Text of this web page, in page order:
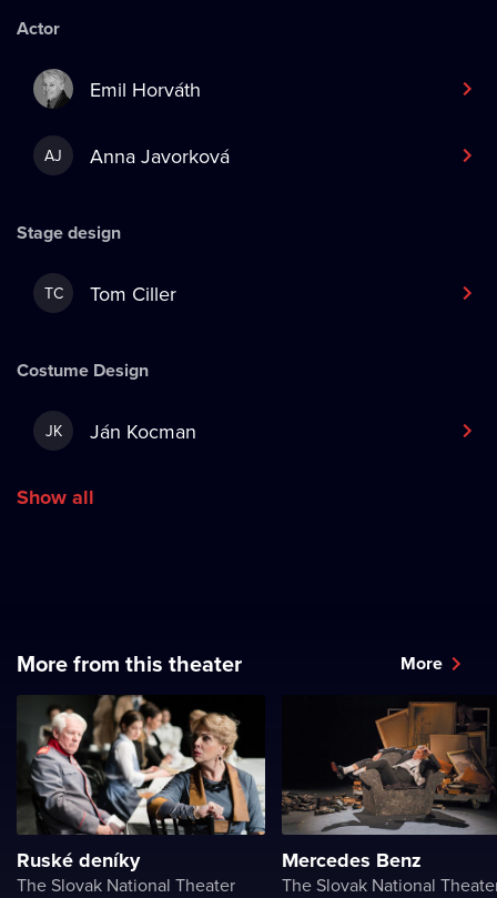
Actor
Emil Horváth
AJ Anna Javorková
Stage design
TC Tom Ciller
Costume Design
JK Ján Kocman
Show all
More from this theater More
Ruské deníky
The Slovak National Theater
Mercedes Benz
The Slovak National